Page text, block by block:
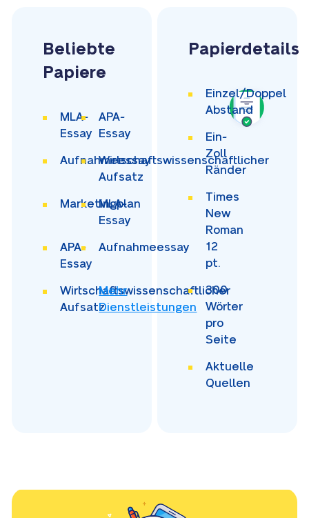
Beliebte
Papiere
MLA-
Essay
APA-
Essay
Aufnahmeessay
Wirtschaftswissenschaftlicher
Aufsatz
Marketingplan
MLA-
Essay
APA-
Essay
Aufnahmeessay
Wirtschaftswissenschaftlicher
Aufsatz
Mehr
Dienstleistungen
Papierdetails
Einzel/Doppel
Abstand
Ein-
Zoll
Ränder
Times
New
Roman
12
pt.
300
Wörter
pro
Seite
Aktuelle
Quellen